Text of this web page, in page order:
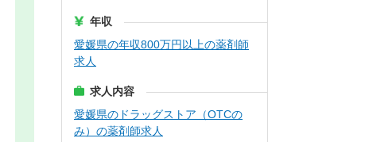
年収
愛媛県の年収800万円以上の薬剤師
求人
求人内容
愛媛県のドラッグストア（OTCの
み）の薬剤師求人